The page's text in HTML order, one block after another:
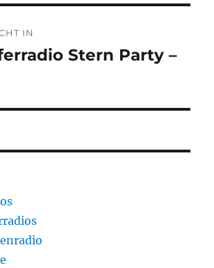
IN
Stern Party –